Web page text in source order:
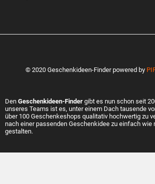
© 2020 Geschenkideen-Finder powered by
Den Geschenkideen-Finder gibt es nun schon seit
unseres Teams ist es, unter einem Dach tausende
über 100 Geschenkeshops qualitativ hochwertig zu
nach einer passenden Geschenkidee zu einfach wie
gestalten.